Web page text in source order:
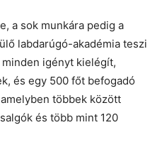
a sok munkára pedig a
labdarúgó-akadémia teszi
igényt kielégít,
és egy 500 főt befogadó
többek között
és több mint 120